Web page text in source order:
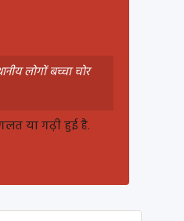
लोगों बच्चा चोर
या गढ़ी हुई है.